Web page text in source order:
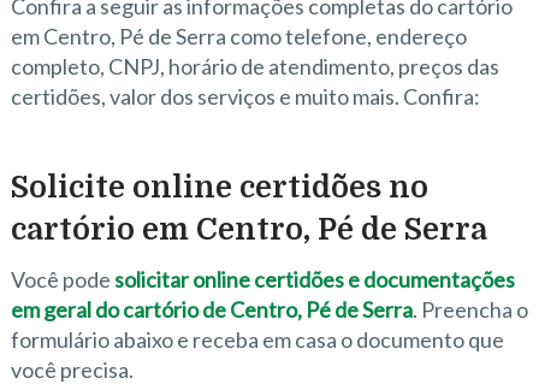
Confira a seguir as informações completas do cartório
em Centro, Pé de Serra como telefone, endereço
completo, CNPJ, horário de atendimento, preços das
certidões, valor dos serviços e muito mais. Confira:
Solicite online certidões no
cartório em Centro, Pé de Serra
Você podesolicitar online certidões e documentações
em geral do cartório de Centro, Pé de Serra. Preencha o
formulário abaixo e receba em casa o documento que
você precisa.